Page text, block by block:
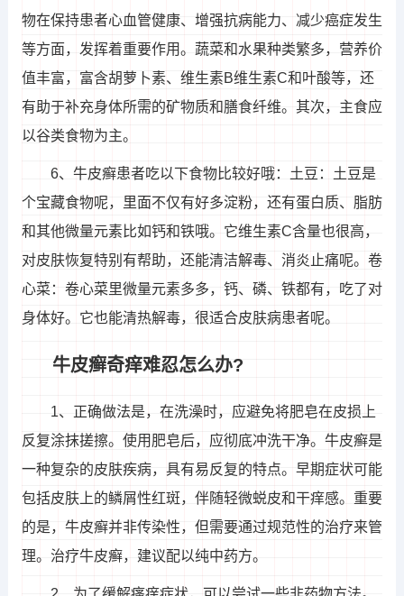
物在保持患者心血管健康、增强抗病能力、减少癌症发生
等方面，发挥着重要作用。蔬菜和水果种类繁多，营养价
值丰富，富含胡萝卜素、维生素B维生素C和叶酸等，还
有助于补充身体所需的矿物质和膳食纤维。其次，主食应
以谷类食物为主。
6、牛皮癣患者吃以下食物比较好哦：土豆：土豆是
个宝藏食物呢，里面不仅有好多淀粉，还有蛋白质、脂肪
和其他微量元素比如钙和铁哦。它维生素C含量也很高，
对皮肤恢复特别有帮助，还能清洁解毒、消炎止痛呢。卷
心菜：卷心菜里微量元素多多，钙、磷、铁都有，吃了对
身体好。它也能清热解毒，很适合皮肤病患者呢。
牛皮癣奇痒难忍怎么办?
1、正确做法是，在洗澡时，应避免将肥皂在皮损上
反复涂抹搓擦。使用肥皂后，应彻底冲洗干净。牛皮癣是
一种复杂的皮肤疾病，具有易反复的特点。早期症状可能
包括皮肤上的鳞屑性红斑，伴随轻微蜕皮和干痒感。重要
的是，牛皮癣并非传染性，但需要通过规范性的治疗来管
理。治疗牛皮癣，建议配以纯中药方。